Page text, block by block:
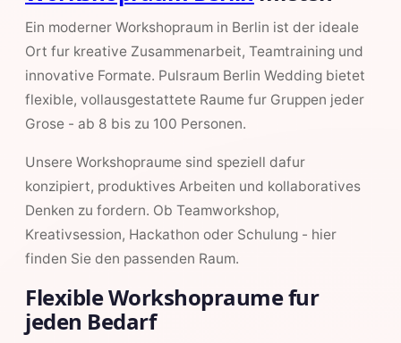
Ein moderner Workshopraum in Berlin ist der ideale
Ort fur kreative Zusammenarbeit, Teamtraining und
innovative Formate. Pulsraum Berlin Wedding bietet
flexible, vollausgestattete Raume fur Gruppen jeder
Grose - ab 8 bis zu 100 Personen.
Unsere Workshopraume sind speziell dafur
konzipiert, produktives Arbeiten und kollaboratives
Denken zu fordern. Ob Teamworkshop,
Kreativsession, Hackathon oder Schulung - hier
finden Sie den passenden Raum.
Flexible Workshopraume fur
jeden Bedarf